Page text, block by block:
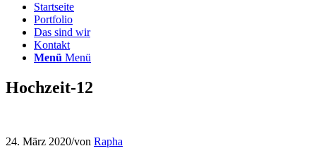
Startseite
Portfolio
Das sind wir
Kontakt
Menü Menü
Hochzeit-12
24. März 2020/von Rapha